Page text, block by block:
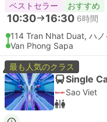
ベストセラー おすすめ
10:30 16:30 6時間
114 Tran Nhat Duat, ハノ
Van Phong Sapa
最も人気のクラス
Single
Sao Viet